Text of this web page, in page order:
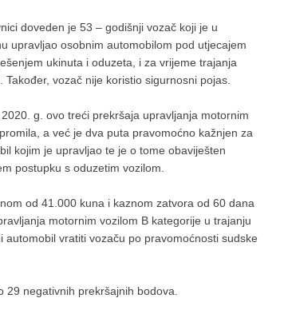
doveden je 53 – godišnji vozač koji je u
upravljao osobnim automobilom pod utjecajem
ukinuta i oduzeta, i za vrijeme trajanja
vozač nije koristio sigurnosni pojas.
g. ovo treći prekršaja upravljanja motornim
a već je dva puta pravomoćno kažnjen za
kojim je upravljao te je o tome obaviješten
postupku s oduzetim vozilom.
od 41.000 kuna i kaznom zatvora od 60 dana
motornim vozilom B kategorije u trajanju
vratiti vozaču po pravomoćnosti sudske
29 negativnih prekršajnih bodova.